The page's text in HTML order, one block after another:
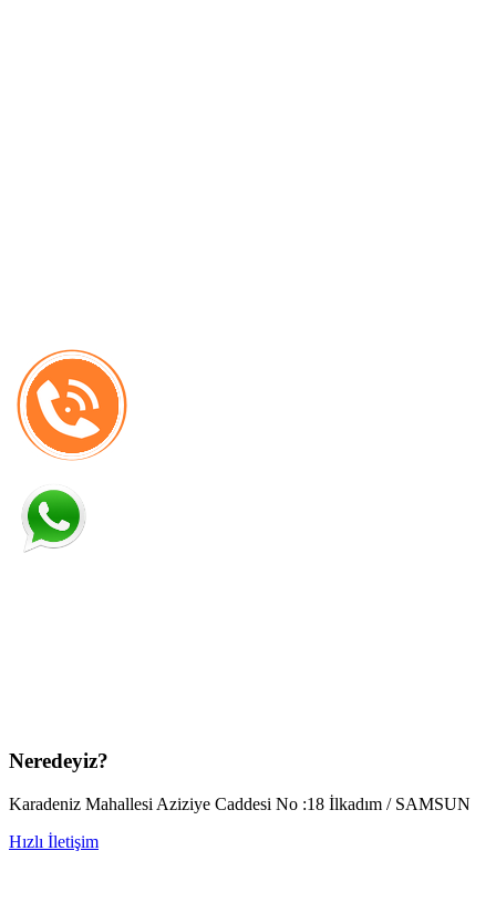
Neredeyiz?
Karadeniz Mahallesi Aziziye Caddesi No :18 İlkadım / SAMSUN
Hızlı İletişim